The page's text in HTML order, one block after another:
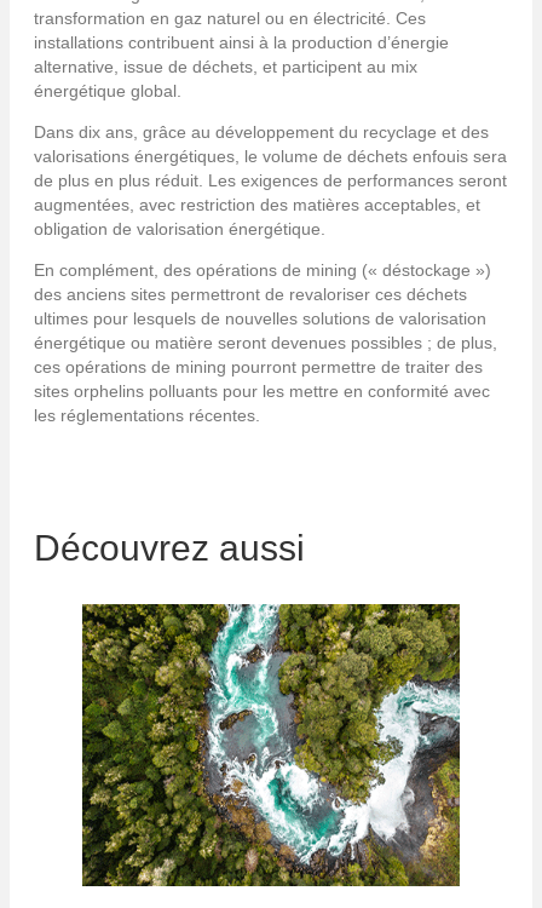
transformation en gaz naturel ou en électricité. Ces
installations contribuent ainsi à la production d’énergie
alternative, issue de déchets, et participent au mix
énergétique global.
Dans dix ans, grâce au développement du recyclage et des
valorisations énergétiques, le volume de déchets enfouis sera
de plus en plus réduit. Les exigences de performances seront
augmentées, avec restriction des matières acceptables, et
obligation de valorisation énergétique.
En complément, des opérations de mining (« déstockage »)
des anciens sites permettront de revaloriser ces déchets
ultimes pour lesquels de nouvelles solutions de valorisation
énergétique ou matière seront devenues possibles ; de plus,
ces opérations de mining pourront permettre de traiter des
sites orphelins polluants pour les mettre en conformité avec
les réglementations récentes.
Découvrez aussi